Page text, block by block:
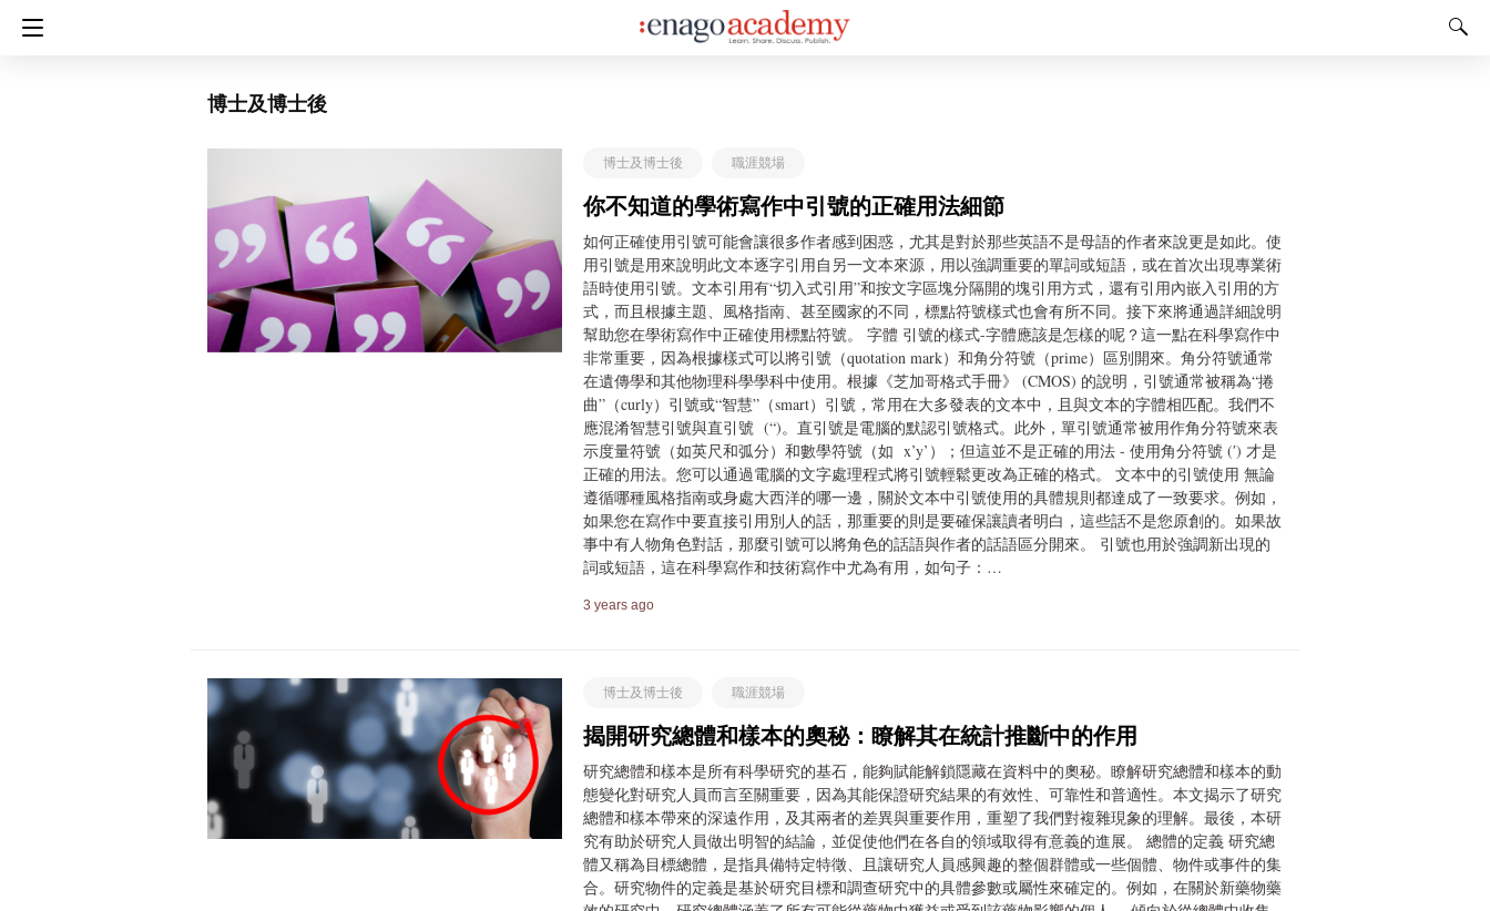
博士及博士後
博士及博士後 職涯競場
你不知道的學術寫作中引號的正確用法細節
如何正確使用引號可能會讓很多作者感到困惑，尤其是對於那些英語不是母語的作者來說更是如此。使
用引號是用來說明此文本逐字引用自另一文本來源，用以強調重要的單詞或短語，或在首次出現專業術
語時使用引號。文本引用有“切入式引用”和按文字區塊分隔開的塊引用方式，還有引用內嵌入引用的方
式，而且根據主題、風格指南、甚至國家的不同，標點符號樣式也會有所不同。接下來將通過詳細說明
幫助您在學術寫作中正確使用標點符號。 字體 引號的樣式-字體應該是怎樣的呢？這一點在科學寫作中
非常重要，因為根據樣式可以將引號（quotation mark）和角分符號（prime）區別開來。角分符號通常
在遺傳學和其他物理科學學科中使用。根據《芝加哥格式手冊》 (CMOS) 的說明，引號通常被稱為“捲
曲”（curly）引號或“智慧”（smart）引號，常用在大多發表的文本中，且與文本的字體相匹配。我們不
應混淆智慧引號與直引號 (“)。直引號是電腦的默認引號格式。此外，單引號通常被用作角分符號來表
示度量符號（如英尺和弧分）和數學符號（如 x’y’）；但這並不是正確的用法 - 使用角分符號 (ʹ) 才是
正確的用法。您可以通過電腦的文字處理程式將引號輕鬆更改為正確的格式。 文本中的引號使用 無論
遵循哪種風格指南或身處大西洋的哪一邊，關於文本中引號使用的具體規則都達成了一致要求。例如，
如果您在寫作中要直接引用別人的話，那重要的則是要確保讓讀者明白，這些話不是您原創的。如果故
事中有人物角色對話，那麼引號可以將角色的話語與作者的話語區分開來。 引號也用於強調新出現的
詞或短語，這在科學寫作和技術寫作中尤為有用，如句子：…
3 years ago
博士及博士後 職涯競場
揭開研究總體和樣本的奧秘：瞭解其在統計推斷中的作用
研究總體和樣本是所有科學研究的基石，能夠賦能解鎖隱藏在資料中的奧秘。瞭解研究總體和樣本的動
態變化對研究人員而言至關重要，因為其能保證研究結果的有效性、可靠性和普適性。本文揭示了研究
總體和樣本帶來的深遠作用，及其兩者的差異與重要作用，重塑了我們對複雜現象的理解。最後，本研
究有助於研究人員做出明智的結論，並促使他們在各自的領域取得有意義的進展。 總體的定義 研究總
體又稱為目標總體，是指具備特定特徵、且讓研究人員感興趣的整個群體或一些個體、物件或事件的集
合。研究物件的定義是基於研究目標和調查研究中的具體參數或屬性來確定的。例如，在關於新藥物藥